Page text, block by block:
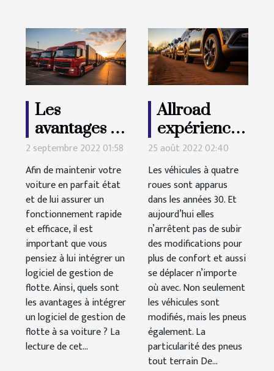
Les
avantages à
utiliser un
logiciel de
gestion de
flotte
2 septembre 2022 01:58
Afin de maintenir votre
voiture en parfait état
et de lui assurer un
fonctionnement rapide
et efficace, il est
important que vous
pensiez à lui intégrer un
logiciel de gestion de
flotte. Ainsi, quels sont
les avantages à intégrer
un logiciel de gestion de
flotte à sa voiture ? La
lecture de cet...
Allroad
expérience :
Quel pneu
s’adapte le
mieux à
toutes les
pistes ?
25 août 2022 02:40
Les véhicules à quatre
roues sont apparus
dans les années 30. Et
aujourd’hui elles
n’arrêtent pas de subir
des modifications pour
plus de confort et aussi
se déplacer n’importe
où avec. Non seulement
les véhicules sont
modifiés, mais les pneus
également. La
particularité des pneus
tout terrain De...